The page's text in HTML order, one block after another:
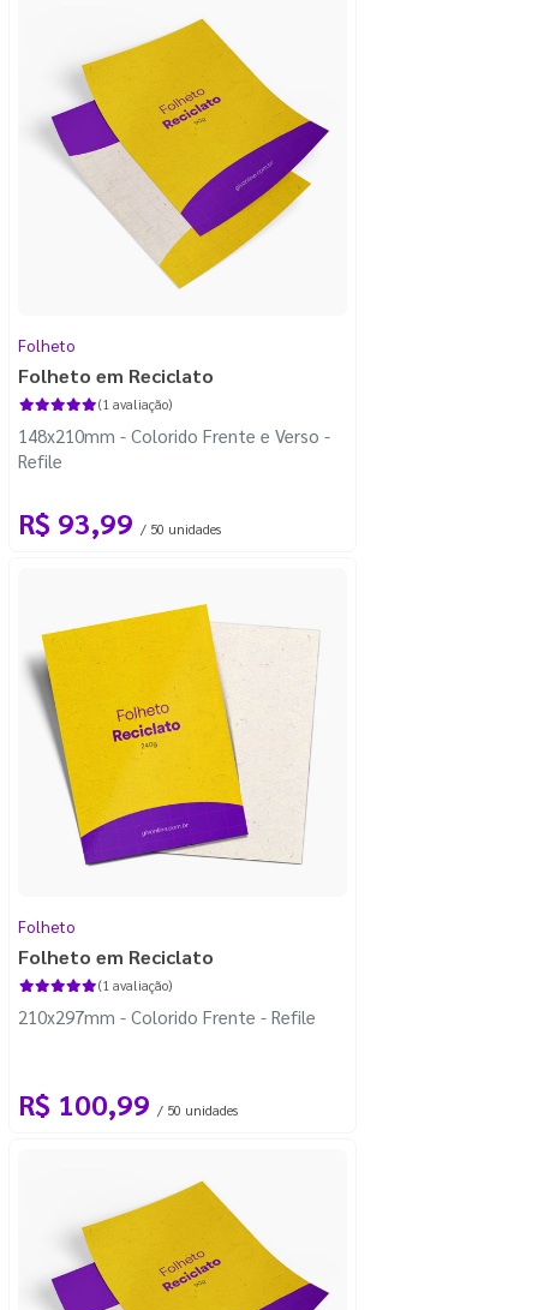
Folheto
Folheto em Reciclato
(1 avaliação)
148x210mm - Colorido Frente e Verso -
Refile
R$ 93,99 / 50 unidades
Folheto
Folheto em Reciclato
(1 avaliação)
210x297mm - Colorido Frente - Refile
R$ 100,99 / 50 unidades